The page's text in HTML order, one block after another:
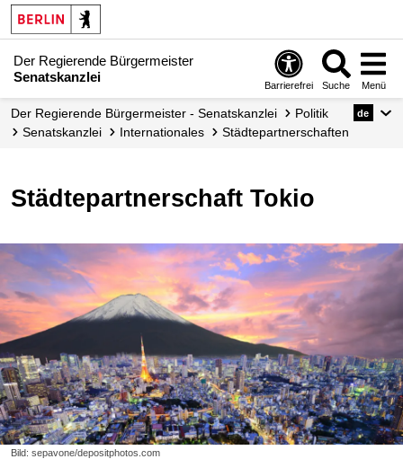
Der Regierende Bürgermeister
Senatskanzlei
Barrierefrei Suche Menü
Der Regierende Bürgermeister - Senatskanzlei
Politik
Senatskanzlei
Internationales Städtepartnerschaften
de
Städtepartnerschaft Tokio
Bild: sepavone/depositphotos.com